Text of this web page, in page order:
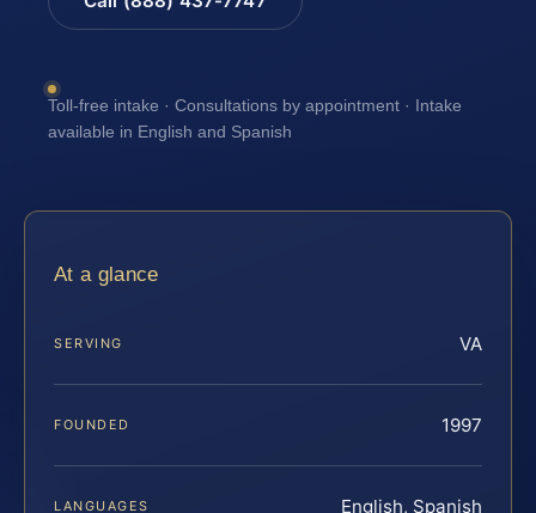
Toll-free intake · Consultations by appointment · Intake
available in English and Spanish
At a glance
SERVING VA
FOUNDED 1997
LANGUAGES English, Spanish